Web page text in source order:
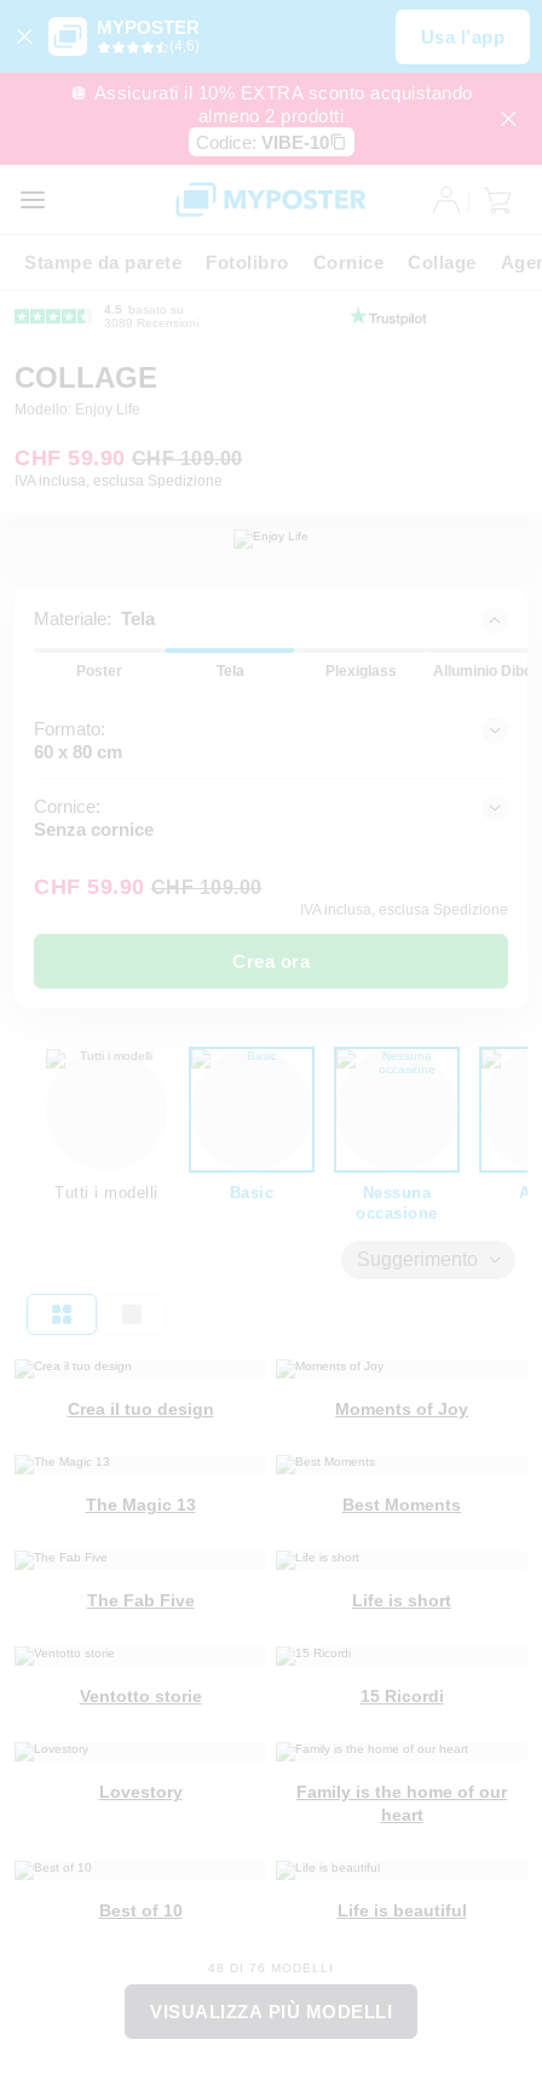
MYPOSTER
(4,6) Usa l’app
🪩 Assicurati il 10% EXTRA sconto acquistando
almeno 2 prodotti
Codice: VIBE-10
Stampe da parete Fotolibro Cornice Collage
4.5
basato su
3089 Recensioni
COLLAGE
Modello: Enjoy Life
CHF 59.90 CHF 109.00
IVA inclusa, esclusa Spedizione
Materiale: Tela
Poster Tela Plexiglass Alluminio
Formato:
60 x 80 cm
Cornice:
Senza cornice
CHF 59.90 CHF 109.00
IVA inclusa, esclusa Spedizione
Crea ora
Tutti i modelli Basic
Nessuna
occasione
Suggerimento
Crea il tuo design Moments of Joy
The Magic 13 Best Moments
The Fab Five Life is short
Ventotto storie 15 Ricordi
Lovestory
Family is the home of our
heart
Best of 10 Life is beautiful
48 DI 76 MODELLI
VISUALIZZA PIÙ MODELLI